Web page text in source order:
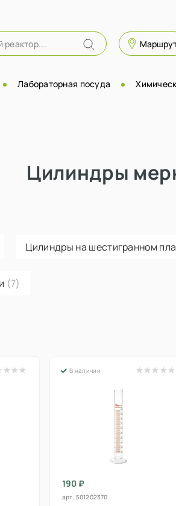
Лабораторная посуда
Цилиндры
Цилиндры на шестигранном
(7)
В наличии
190 ₽
арт. 501202370